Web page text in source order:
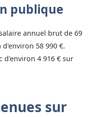
publique
annuel brut de 69
58 990 €.
d'environ 4 916 € sur
sur